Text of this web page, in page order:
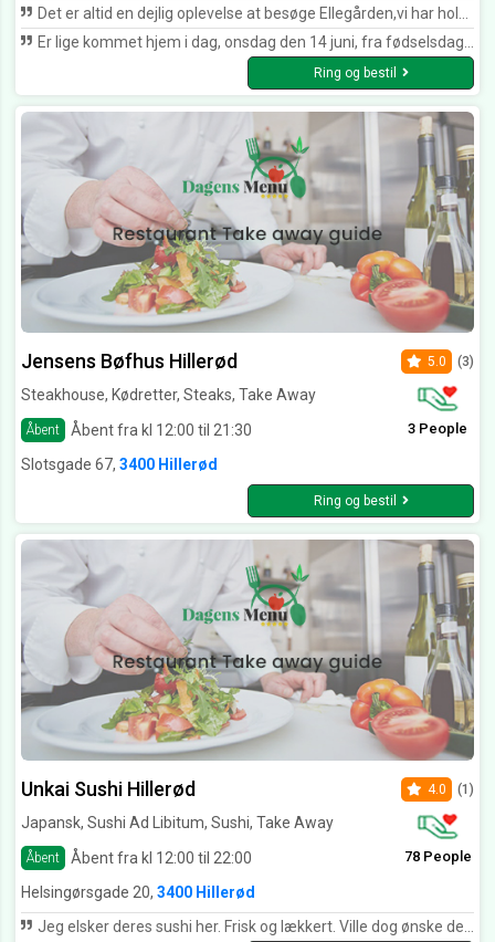
Det er altid en dejlig oplevelse at besøge Ellegården,vi har holdt mange familiefester der, gennem årene. Det har altid været en god oplevelse, maden,betjening og ikke mindst hyggen om gæsterne. Denne gang en 80 års fødselsdag men kun med 16 personer til frokost. Den stod mål med,hvad vi har oplevet tidligere, fantastisk, sikken en frokostbuffet, mad til kryds og slange og en rigtig dejlig tjener, der virkelig gjorde sit til at fuldende festen, MANGE, MANGE TAK
Er lige kommet hjem i dag, onsdag den 14 juni, fra fødselsdags fest hvor vi var 8 pers. Hold nu op hvor var det godt, super mad, super betjening. Vi fik mange forskellige retter, og alt var bare perfekt. Tak for en super aften, vi ses snart igen. TAK.
Ring og bestil
Jensens Bøfhus Hillerød
Steakhouse, Kødretter, Steaks, Take Away
Åbent Åbent fra kl 12:00 til 21:30
5.0 (3)
3 People
Slotsgade 67, 3400 Hillerød
Ring og bestil
Unkai Sushi Hillerød
Japansk, Sushi Ad Libitum, Sushi, Take Away
Åbent Åbent fra kl 12:00 til 22:00
4.0 (1)
78 People
Helsingørsgade 20, 3400 Hillerød
Jeg elsker deres sushi her. Frisk og lækkert. Ville dog ønske de havde mere vegetar sushi.